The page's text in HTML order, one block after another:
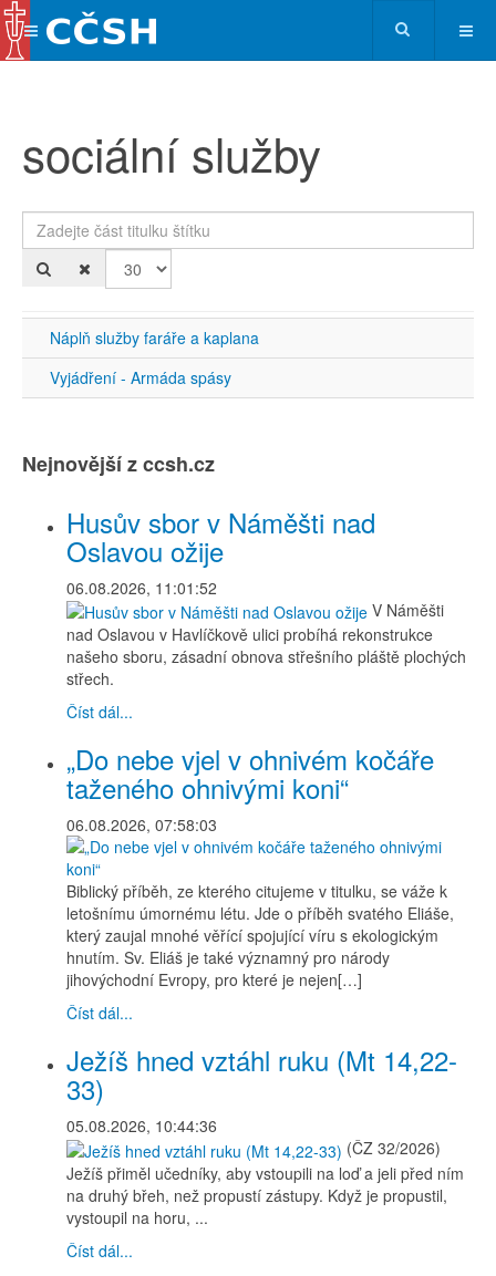
sociální služby
Zadejte část titulku štítku
Náplň služby faráře a kaplana
Vyjádření - Armáda spásy
Nejnovější z ccsh.cz
Husův sbor v Náměšti nad
Oslavou ožije
06.08.2026, 11:01:52
V Náměšti
nad Oslavou v Havlíčkově ulici probíhá rekonstrukce
našeho sboru, zásadní obnova střešního pláště plochých
střech.
Číst dál...
„Do nebe vjel v ohnivém kočáře
taženého ohnivými koni“
06.08.2026, 07:58:03
Biblický příběh, ze kterého citujeme v titulku, se váže k
letošnímu úmornému létu. Jde o příběh svatého Eliáše,
který zaujal mnohé věřící spojující víru s ekologickým
hnutím. Sv. Eliáš je také významný pro národy
jihovýchodní Evropy, pro které je nejen[…]
Číst dál...
Ježíš hned vztáhl ruku (Mt 14,22-
33)
05.08.2026, 10:44:36
(ČZ 32/2026)
Ježíš přiměl učedníky, aby vstoupili na loď a jeli před ním
na druhý břeh, než propustí zástupy. Když je propustil,
vystoupil na horu, ...
Číst dál...